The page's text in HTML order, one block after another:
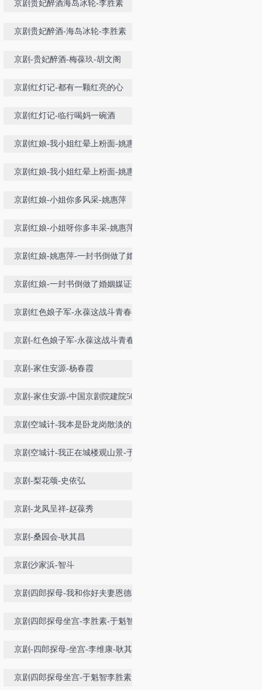
京剧贵妃醉酒海岛冰轮-李胜素
京剧贵妃醉酒-海岛冰轮-李胜素
京剧-贵妃醉酒-梅葆玖-胡文阁
京剧红灯记-都有一颗红亮的心
京剧红灯记-临行喝妈一碗酒
京剧红娘-我小姐红晕上粉面-姚惠萍
京剧红娘-我小姐红晕上粉面-姚惠萍
京剧红娘-小姐你多风采-姚惠萍
京剧红娘-小姐呀你多丰采-姚惠萍
京剧红娘-姚惠萍-一封书倒做了婚姻
京剧红娘-一封书倒做了婚姻媒证-姚
京剧红色娘子军-永葆这战斗青春-丁
京剧-红色娘子军-永葆这战斗青春-
京剧-家住安源-杨春霞
京剧-家住安源-中国京剧院建院50周
京剧空城计-我本是卧龙岗散淡的人-
京剧空城计-我正在城楼观山景-于魁
京剧-梨花颂-史依弘
京剧-龙凤呈祥-赵葆秀
京剧-桑园会-耿其昌
京剧沙家浜-智斗
京剧四郎探母-我和你好夫妻恩德不
京剧四郎探母坐宫-李胜素-于魁智
京剧-四郎探母-坐宫-李维康-耿其昌
京剧四郎探母坐宫-于魁智李胜素